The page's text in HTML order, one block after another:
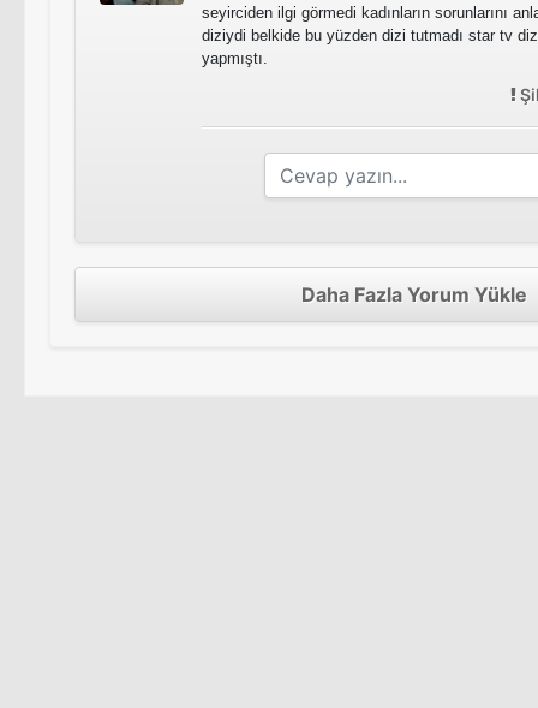
seyirciden ilgi görmedi kadınların sorunlarını
diziydi belkide bu yüzden dizi tutmadı star tv
yapmıştı.
Daha Fazla Yorum Yükle